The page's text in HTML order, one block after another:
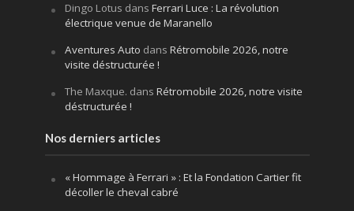
Dingo Lotus dans Ferrari Luce : La révolution
électrique venue de Maranello
Aventures Auto dans Rétromobile 2026, notre
visite déstructurée !
The Maxque. dans Rétromobile 2026, notre visite
déstructurée !
Nos derniers articles
« Hommage à Ferrari » : Et la Fondation Cartier fit
décoller le cheval cabré